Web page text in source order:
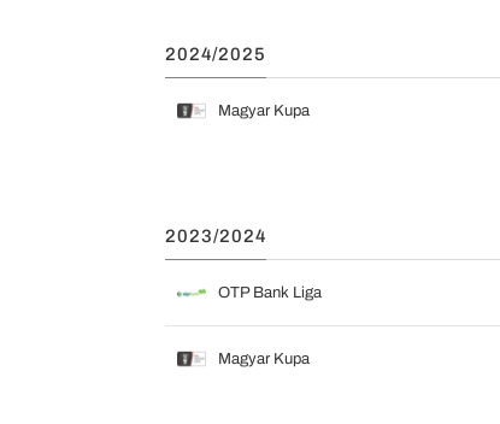
2024/2025
Magyar Kupa
2023/2024
OTP Bank Liga
Magyar Kupa